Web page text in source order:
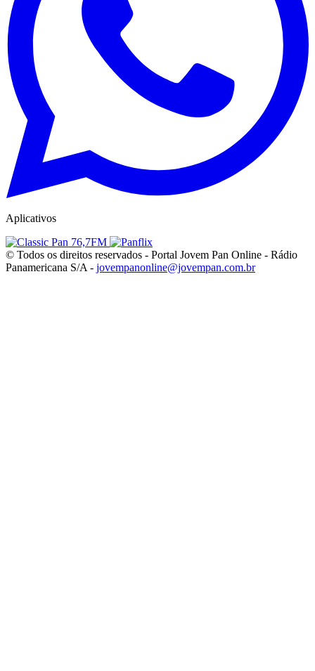
Aplicativos
© Todos os direitos reservados - Portal Jovem Pan Online - Rádio
Panamericana S/A - jovempanonline@jovempan.com.br